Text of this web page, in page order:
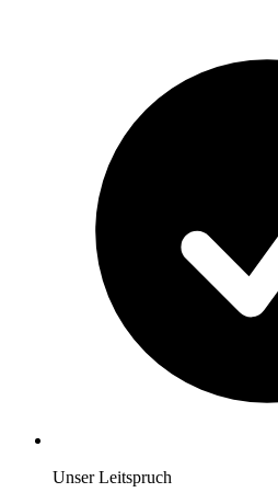
Unser Leitspruch